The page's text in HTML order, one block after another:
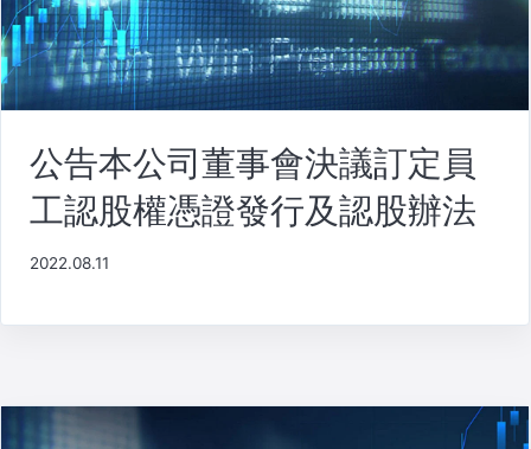
公告本公司董事會決議訂定員
工認股權憑證發行及認股辦法
2022.08.11